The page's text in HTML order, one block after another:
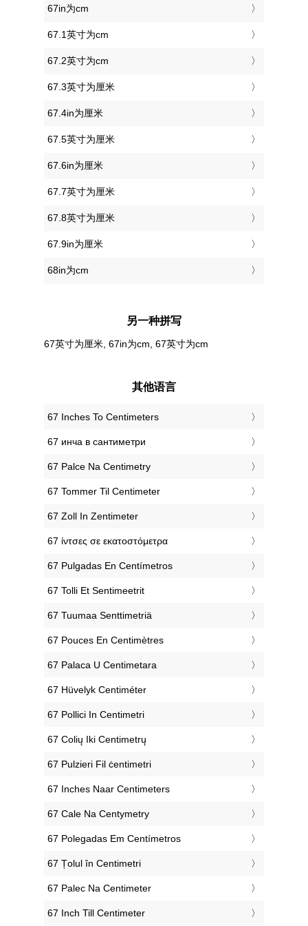
67in为cm
67.1英寸为cm
67.2英寸为cm
67.3英寸为厘米
67.4in为厘米
67.5英寸为厘米
67.6in为厘米
67.7英寸为厘米
67.8英寸为厘米
67.9in为厘米
68in为cm
另一种拼写
67英寸为厘米, 67in为cm, 67英寸为cm
其他语言
‎67 Inches To Centimeters
‎67 инча в сантиметри
‎67 Palce Na Centimetry
‎67 Tommer Til Centimeter
‎67 Zoll In Zentimeter
‎67 ίντσες σε εκατοστόμετρα
‎67 Pulgadas En Centímetros
‎67 Tolli Et Sentimeetrit
‎67 Tuumaa Senttimetriä
‎67 Pouces En Centimètres
‎67 Palaca U Centimetara
‎67 Hüvelyk Centiméter
‎67 Pollici In Centimetri
‎67 Colių Iki Centimetrų
‎67 Pulzieri Fil ċentimetri
‎67 Inches Naar Centimeters
‎67 Cale Na Centymetry
‎67 Polegadas Em Centímetros
‎67 Țolul în Centimetri
‎67 Palec Na Centimeter
‎67 Inch Till Centimeter